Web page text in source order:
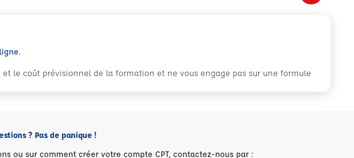
le coût prévisionnel de la formation et ne vous engage pas sur une formule
? Pas de panique !
ou sur comment créer votre compte CPT, contactez-nous par :